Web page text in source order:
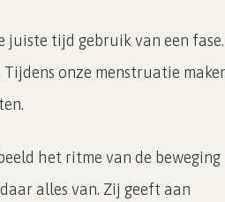
juiste tijd gebruik van een fase.
onze menstruatie
het ritme van de beweging
alles van. Zij geeft aan